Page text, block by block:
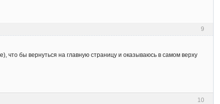
9
бы вернуться на главную страницу и оказываюсь в самом верху
10